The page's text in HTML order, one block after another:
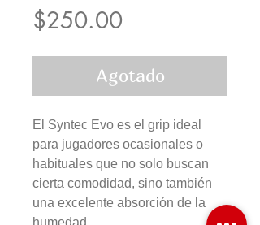
$250.00
Agotado
El Syntec Evo es el grip ideal
para jugadores ocasionales o
habituales que no solo buscan
cierta comodidad, sino también
una excelente absorción de la
humedad.